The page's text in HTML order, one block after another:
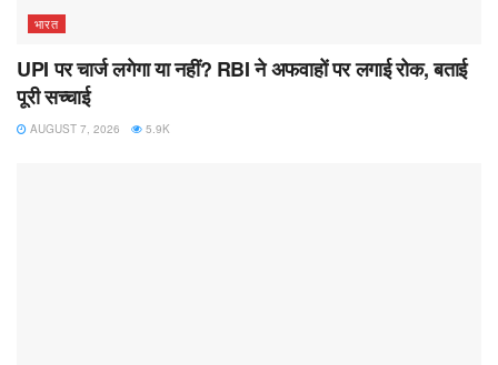
भारत
UPI पर चार्ज लगेगा या नहीं? RBI ने अफवाहों पर लगाई रोक, बताई
पूरी सच्चाई
AUGUST 7, 2026 5.9K